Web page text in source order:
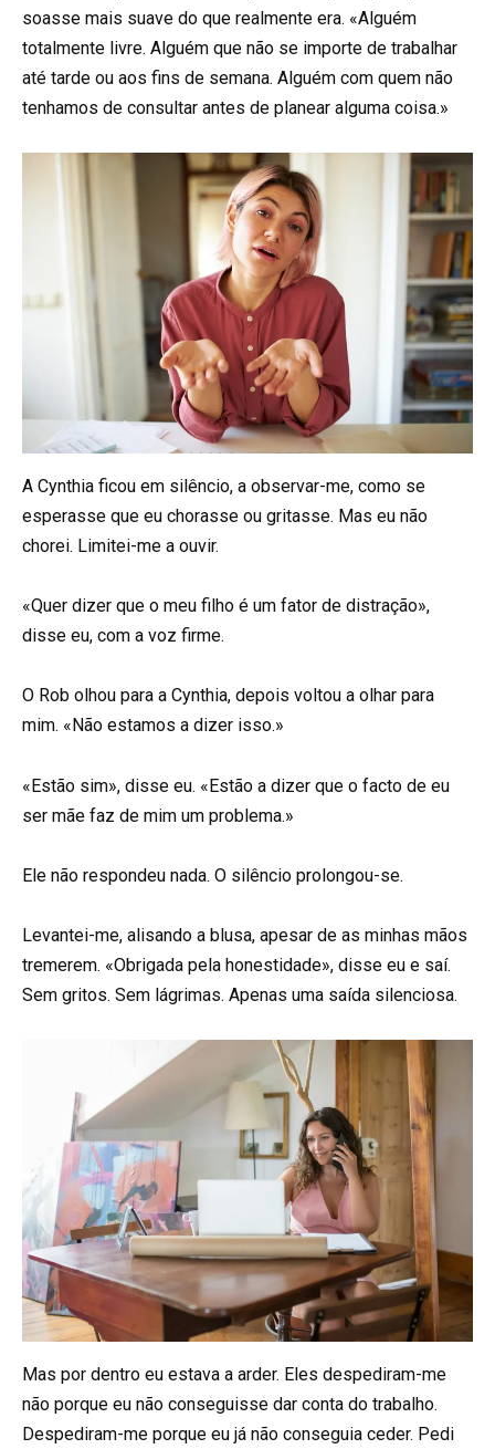
soasse mais suave do que realmente era. «Alguém
totalmente livre. Alguém que não se importe de trabalhar
até tarde ou aos fins de semana. Alguém com quem não
tenhamos de consultar antes de planear alguma coisa.»
A Cynthia ficou em silêncio, a observar-me, como se
esperasse que eu chorasse ou gritasse. Mas eu não
chorei. Limitei-me a ouvir.
«Quer dizer que o meu filho é um fator de distração»,
disse eu, com a voz firme.
O Rob olhou para a Cynthia, depois voltou a olhar para
mim. «Não estamos a dizer isso.»
«Estão sim», disse eu. «Estão a dizer que o facto de eu
ser mãe faz de mim um problema.»
Ele não respondeu nada. O silêncio prolongou-se.
Levantei-me, alisando a blusa, apesar de as minhas mãos
tremerem. «Obrigada pela honestidade», disse eu e saí.
Sem gritos. Sem lágrimas. Apenas uma saída silenciosa.
Mas por dentro eu estava a arder. Eles despediram-me
não porque eu não conseguisse dar conta do trabalho.
Despediram-me porque eu já não conseguia ceder. Pedi